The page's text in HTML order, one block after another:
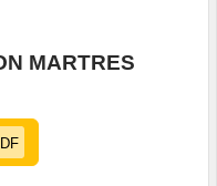
MARTRES